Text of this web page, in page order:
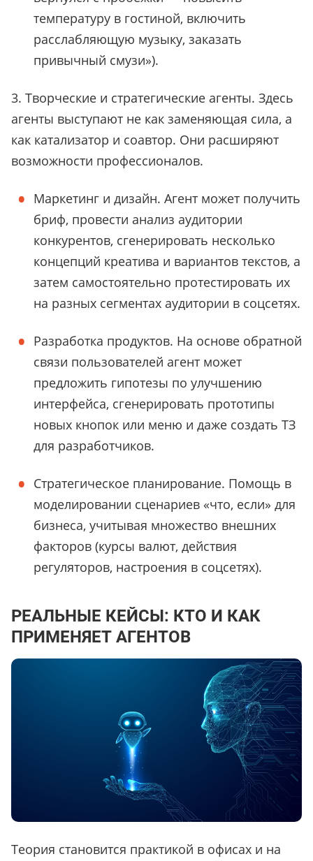
температуру в гостиной, включить
расслабляющую музыку, заказать
привычный смузи»).
3. Творческие и стратегические агенты. Здесь
агенты выступают не как заменяющая сила, а
как катализатор и соавтор. Они расширяют
возможности профессионалов.
Маркетинг и дизайн. Агент может получить
бриф, провести анализ аудитории
конкурентов, сгенерировать несколько
концепций креатива и вариантов текстов, а
затем самостоятельно протестировать их
на разных сегментах аудитории в соцсетях.
Разработка продуктов. На основе обратной
связи пользователей агент может
предложить гипотезы по улучшению
интерфейса, сгенерировать прототипы
новых кнопок или меню и даже создать ТЗ
для разработчиков.
Стратегическое планирование. Помощь в
моделировании сценариев «что, если» для
бизнеса, учитывая множество внешних
факторов (курсы валют, действия
регуляторов, настроения в соцсетях).
РЕАЛЬНЫЕ КЕЙСЫ: КТО И КАК
ПРИМЕНЯЕТ АГЕНТОВ
Теория становится практикой в офисах и на